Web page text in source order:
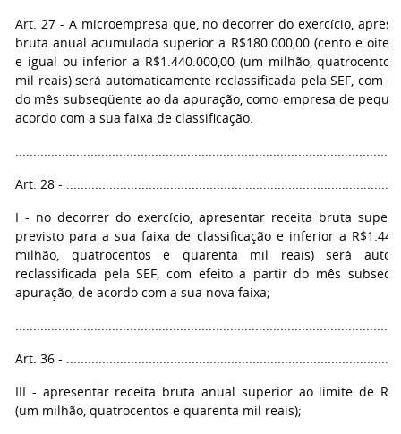
Art. 27 - A microempresa que, no decorrer do exercício,
bruta anual acumulada superior a R$180.000,00 (cento e
e igual ou inferior a R$1.440.000,00 (um milhão,
mil reais) será automaticamente reclassificada pela SEF, com
do mês subseqüente ao da apuração, como empresa de
acordo com a sua faixa de classificação.
Art. 28 -
I - no decorrer do exercício, apresentar receita bruta
previsto para a sua faixa de classificação e inferior a
milhão, quatrocentos e quarenta mil reais) será
reclassificada pela SEF, com efeito a partir do mês
apuração, de acordo com a sua nova faixa;
Art. 36 -
III - apresentar receita bruta anual superior ao limite de
(um milhão, quatrocentos e quarenta mil reais);